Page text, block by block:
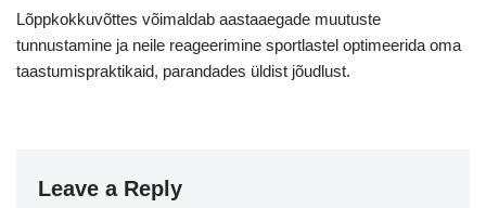
Lõppkokkuvõttes võimaldab aastaaegade muutuste
tunnustamine ja neile reageerimine sportlastel optimeerida oma
taastumispraktikaid, parandades üldist jõudlust.
Leave a Reply